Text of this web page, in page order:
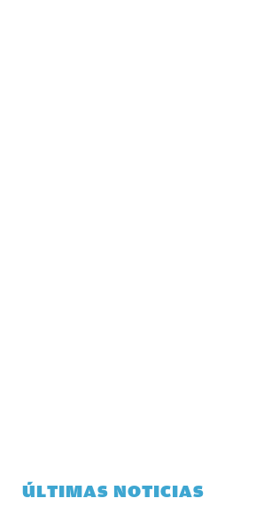
ÚLTIMAS NOTICIAS